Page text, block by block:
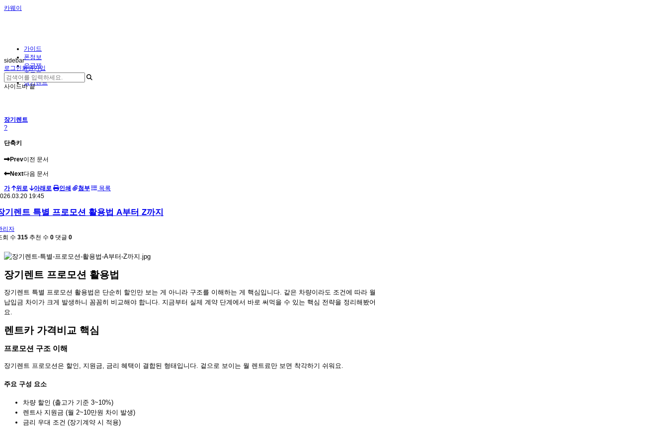
카웨이
가이드
폰정보
요금제
중고폰
장기렌트
sidebar
로그인회원가입
사이드바 끝
장기렌트
?
단축키
Prev이전 문서
Next다음 문서
가 위로 아래로 인쇄 첨부
목록
19:45
기렌트 특별 프로모션 활용법 A부터 Z까지
리자
회 수 315 추천 수 0 댓글 0
장기렌트 프로모션 활용법
장기렌트 특별 프로모션 활용법은 단순히 할인만 보는 게 아니라 구조를 이해하는 게 핵심입니다. 같은 차량이라도 조건에 따라 월
납입금 차이가 크게 발생하니 꼼꼼히 비교해야 합니다. 지금부터 실제 계약 단계에서 바로 써먹을 수 있는 핵심 전략을 정리해봤어
요.
렌트카 가격비교 핵심
프로모션 구조 이해
장기렌트 프로모션은 할인, 지원금, 금리 혜택이 결합된 형태입니다. 겉으로 보이는 월 렌트료만 보면 착각하기 쉬워요.
주요 구성 요소
차량 할인 (출고가 기준 3~10%)
렌트사 지원금 (월 2~10만원 차이 발생)
금리 우대 조건 (장기계약 시 적용)